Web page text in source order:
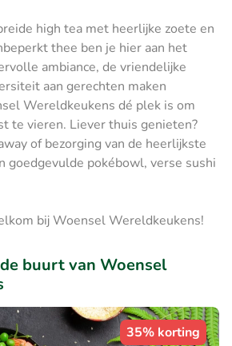
high tea met heerlijke zoete en
thee ben je hier aan het
ambiance, de vriendelijke
aan gerechten maken
Wereldkeukens dé plek is om
te vieren. Liever thuis genieten?
of bezorging van de heerlijkste
goedgevulde pokébowl, verse sushi
bij Woensel Wereldkeukens!
buurt van Woensel
35% korting